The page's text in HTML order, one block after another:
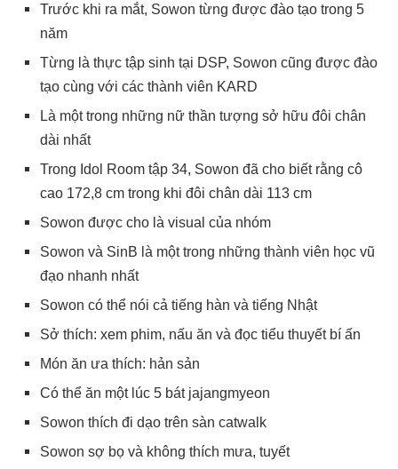
Trước khi ra mắt, Sowon từng được đào tạo trong 5
năm
Từng là thực tập sinh tại DSP, Sowon cũng được đào
tạo cùng với các thành viên KARD
Là một trong những nữ thần tượng sở hữu đôi chân
dài nhất
Trong Idol Room tập 34, Sowon đã cho biết rằng cô
cao 172,8 cm trong khi đôi chân dài 113 cm
Sowon được cho là visual của nhóm
Sowon và SinB là một trong những thành viên học vũ
đạo nhanh nhất
Sowon có thể nói cả tiếng hàn và tiếng Nhật
Sở thích: xem phim, nấu ăn và đọc tiểu thuyết bí ấn
Món ăn ưa thích: hản sản
Có thể ăn một lúc 5 bát jajangmyeon
Sowon thích đi dạo trên sàn catwalk
Sowon sợ bọ và không thích mưa, tuyết